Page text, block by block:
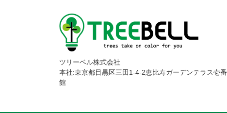
ツリーベル株式会社
本社:東京都目黒区三田1-4-2恵比寿ガーデンテラス壱番
館